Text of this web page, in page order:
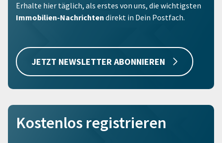
Erhalte hier täglich, als erstes von uns, die wichtigsten
Immobilien-Nachrichten direkt in Dein Postfach.
JETZT NEWSLETTER ABONNIEREN
Kostenlos registrieren